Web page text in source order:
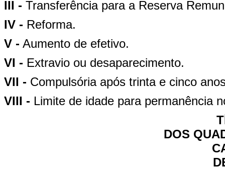
III - Transferência para a Reserva
IV - Reforma.
V - Aumento de efetivo.
VI - Extravio ou desaparecimento.
VII - Compulsória após trinta e cinco
VIII - Limite de idade para permanência
DOS